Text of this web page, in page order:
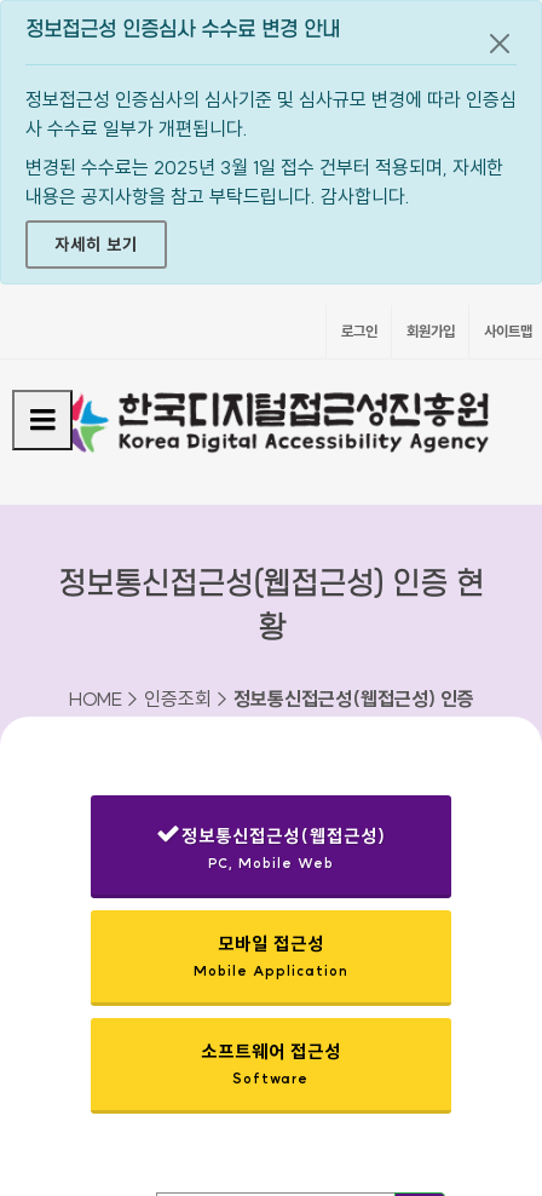
정보접근성 인증심사 수수료 변경 안내
정보접근성 인증심사의 심사기준 및 심사규모 변경에 따라 인증심
사 수수료 일부가 개편됩니다.
변경된 수수료는 2025년 3월 1일 접수 건부터 적용되며, 자세한
내용은 공지사항을 참고 부탁드립니다. 감사합니다.
자세히 보기
공지
로그인 회원가입 사이트맵
정보통신접근성(웹접근성) 인증 현
황
HOME > 인증조회 > 정보통신접근성(웹접근성) 인증
정보통신접근성(웹접근성)
PC, Mobile Web
모바일 접근성
Mobile Application
소프트웨어 접근성
Software